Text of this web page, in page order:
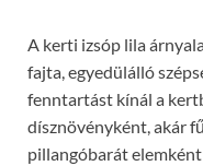
A kerti izsóp lila
fajta, egyedülálló
fenntartást kínál a
dísznövényként, akár
pillangóbarát